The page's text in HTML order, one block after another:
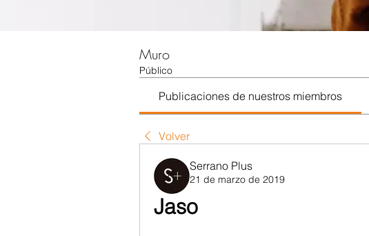
Muro
Público
Publicaciones de nuestros miembros
Volver
Serrano Plus
21 de marzo de 2019
Jaso